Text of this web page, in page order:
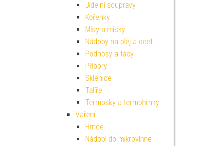
Jídelní soupravy
Kořenky
Mísy a misky
Nádoby na olej a ocet
Podnosy a tácy
Příbory
Sklenice
Talíře
Termosky a termohrnky
Vaření
Hrnce
Nádobí do mikrovlnné